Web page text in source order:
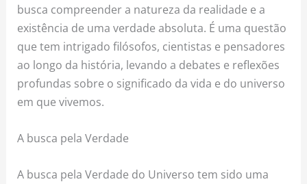
busca compreender a natureza da realidade e a
existência de uma verdade absoluta. É uma questão
que tem intrigado filósofos, cientistas e pensadores
ao longo da história, levando a debates e reflexões
profundas sobre o significado da vida e do universo
em que vivemos.
A busca pela Verdade
A busca pela Verdade do Universo tem sido uma